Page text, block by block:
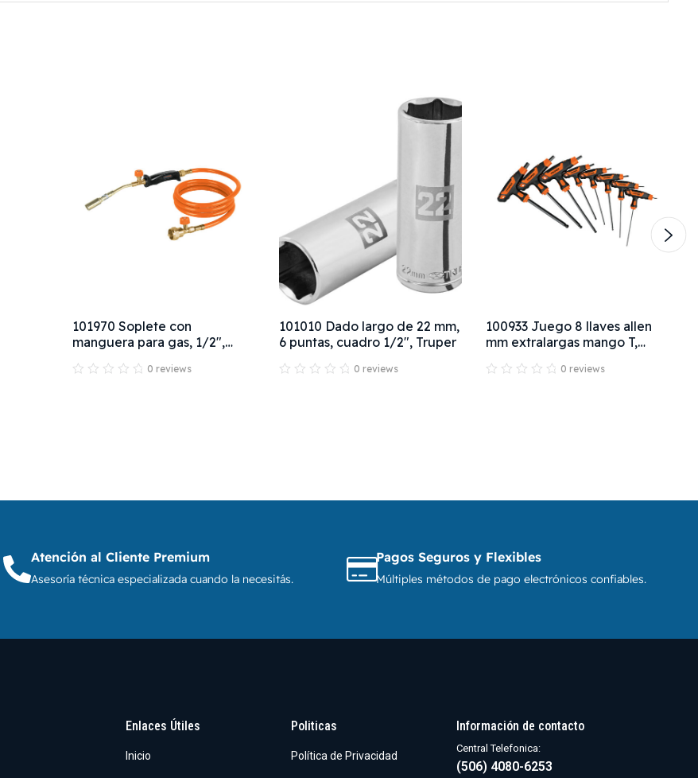
101970 Soplete con
manguera para gas, 1/2",
0 reviews
101010 Dado largo de 22 mm,
6 puntas, cuadro 1/2", Truper
0 reviews
100933 Juego 8 llaves allen
mm extralargas mango T,
0 reviews
Atención al Cliente Premium
Asesoría técnica especializada cuando la necesitás.
Pagos Seguros y Flexibles
Múltiples métodos de pago electrónicos confiables.
Enlaces Útiles
Inicio
Politicas
Política de Privacidad
Información de contacto
Central Telefonica:
(506) 4080-6253